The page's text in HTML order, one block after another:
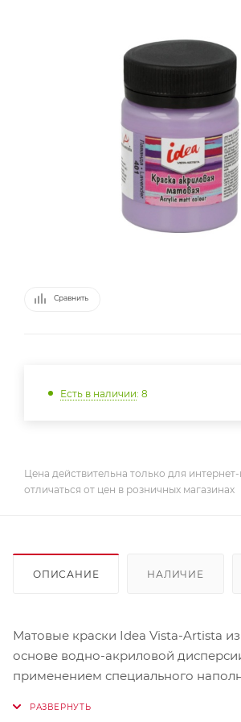
Сравнить
Есть в наличии: 8
Цена действительна только для
отличаться от цен в розничных магазинах
ОПИСАНИЕ НАЛИЧИЕ
Матовые краски Idea Vista-Artista
основе водно-акриловой
применением специального